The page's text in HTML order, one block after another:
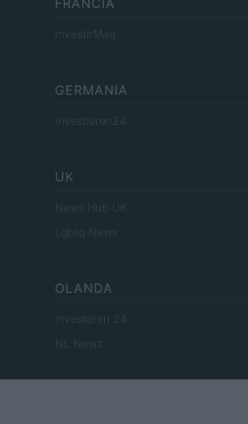
FRANCIA
InvestirMag
GERMANIA
Investieren24
UK
News Hub UK
Lgbtq News
OLANDA
Investeren 24
NL Newz